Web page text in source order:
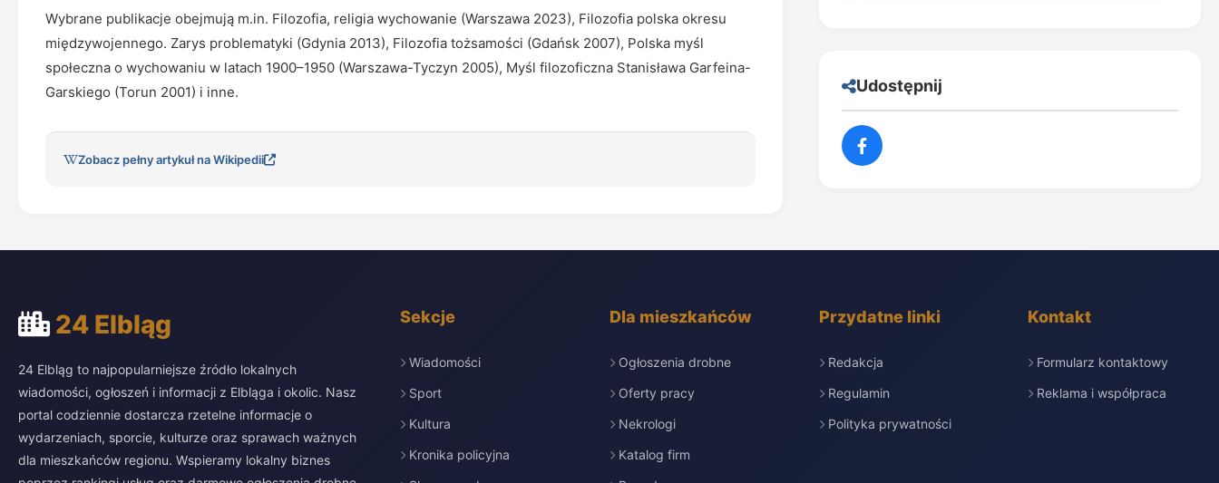
Wybrane publikacje obejmują m.in. Filozofia, religia wychowanie (Warszawa 2023), Filozofia polska okresu
międzywojennego. Zarys problematyki (Gdynia 2013), Filozofia tożsamości (Gdańsk 2007), Polska myśl
społeczna o wychowaniu w latach 1900–1950 (Warszawa-Tyczyn 2005), Myśl filozoficzna Stanisława Garfeina-
Garskiego (Torun 2001) i inne.
Zobacz pełny artykuł na Wikipedii
Udostępnij
24 Elbląg
24 Elbląg to najpopularniejsze źródło lokalnych
wiadomości, ogłoszeń i informacji z Elbląga i okolic. Nasz
portal codziennie dostarcza rzetelne informacje o
wydarzeniach, sporcie, kulturze oraz sprawach ważnych
dla mieszkańców regionu. Wspieramy lokalny biznes
Sekcje
Wiadomości
Sport
Kultura
Kronika policyjna
Dla mieszkańców
Ogłoszenia drobne
Oferty pracy
Nekrologi
Katalog firm
Przydatne linki
Redakcja
Regulamin
Polityka prywatności
Kontakt
Formularz kontaktowy
Reklama i współpraca